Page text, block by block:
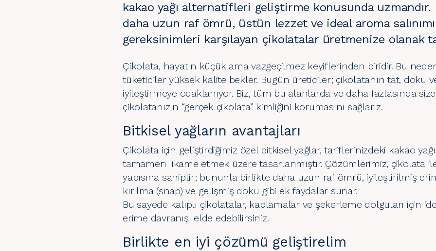
kakao yağı alternatifleri geliştirme konusunda
daha uzun raf ömrü, üstün lezzet ve ideal aroma
gereksinimleri karşılayan çikolatalar üretmenize olanak
Çikolata, hayatın küçük ama vazgeçilmez keyiflerinden biridir. Bu
tüketiciler yüksek kalite bekler. Bugün üreticiler; çikolatanın tat, doku
iyileştirmeye odaklanıyor. Biz, tüm bu alanlarda ve daha fazlasında
çikolatanızın “gerçek çikolata” kimliğini korumasını sağlarız.
Bitkisel yağların avantajları
Çikolata için geliştirdiğimiz özel bitkisel yağlar, tariflerinizdeki kakao
tamamen ikame etmek üzere tasarlanmıştır. Çözümlerimiz, çikolata
yapısına sahiptir; bununla birlikte daha uzun raf ömrü, iyileştirilmiş
kırılma (snap) ve gelişmiş doku gibi ek faydalar sunar.
Bu sayede kalıplı çikolatalar, kaplamalar ve şekerleme dolguları için
erime davranışı elde edebilirsiniz.
Birlikte en iyi çözümü geliştirelim